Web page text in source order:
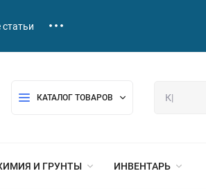
КАТАЛОГ ТОВАРОВ
И ГРУНТЫ ИНВЕНТАРЬ